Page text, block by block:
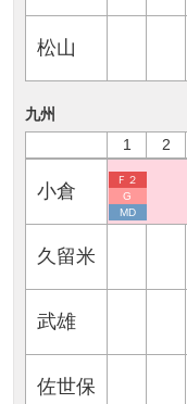
松山
九州
1
2
小倉
Ｆ２
G
MD
久留米
武雄
佐世保